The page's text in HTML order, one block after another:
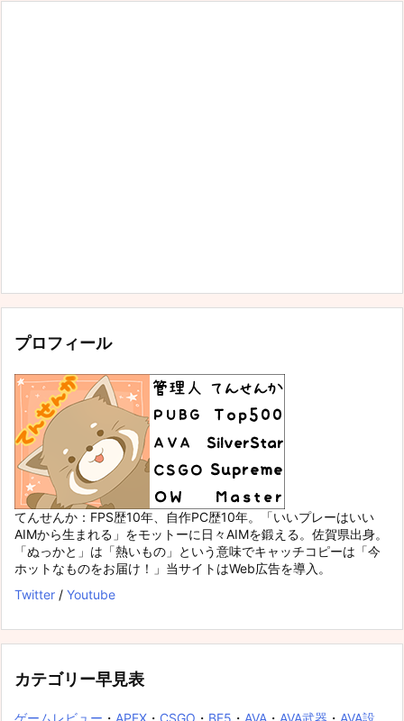
プロフィール
てんせんか：FPS歴10年、自作PC歴10年。「いいプレーはいい
AIMから生まれる」をモットーに日々AIMを鍛える。佐賀県出身。
「ぬっかと」は「熱いもの」という意味でキャッチコピーは「今
ホットなものをお届け！」当サイトはWeb広告を導入。
Twitter / Youtube
カテゴリー早見表
ゲームレビュー ・ APEX ・ CSGO ・ BF5 ・ AVA ・ AVA武器 ・ AVA設